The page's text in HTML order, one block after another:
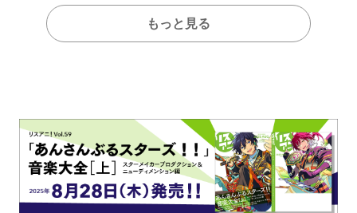
もっと見る